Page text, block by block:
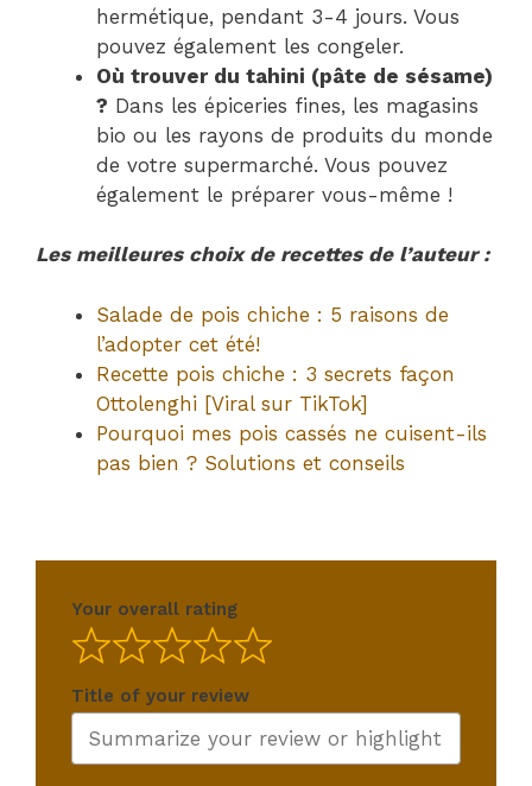
hermétique, pendant 3-4 jours. Vous
pouvez également les congeler.
Où trouver du tahini (pâte de sésame)
? Dans les épiceries fines, les magasins
bio ou les rayons de produits du monde
de votre supermarché. Vous pouvez
également le préparer vous-même !
Les meilleures choix de recettes de l’auteur :
Salade de pois chiche : 5 raisons de
l’adopter cet été!
Recette pois chiche : 3 secrets façon
Ottolenghi [Viral sur TikTok]
Pourquoi mes pois cassés ne cuisent-ils
pas bien ? Solutions et conseils
Your overall rating
Title of your review